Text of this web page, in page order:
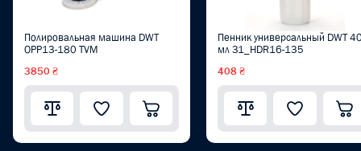
Полировальная машина DWT
OPP13-180 TVM
3850 ₴
Пенник универсальный DWT
мл 31_HDR16-135
408 ₴